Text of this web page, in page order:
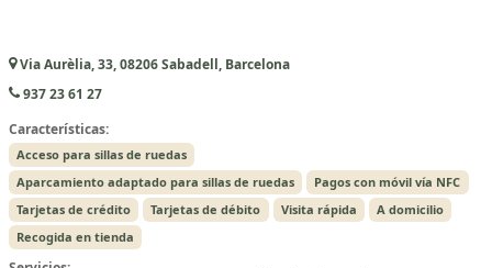
Via Aurèlia, 33, 08206 Sabadell, Barcelona
937 23 61 27
Características:
Acceso para sillas de ruedas
Aparcamiento adaptado para sillas de ruedas
Pagos con móvil vía NFC
Tarjetas de crédito
Tarjetas de débito Visita rápida
A domicilio
Recogida en tienda